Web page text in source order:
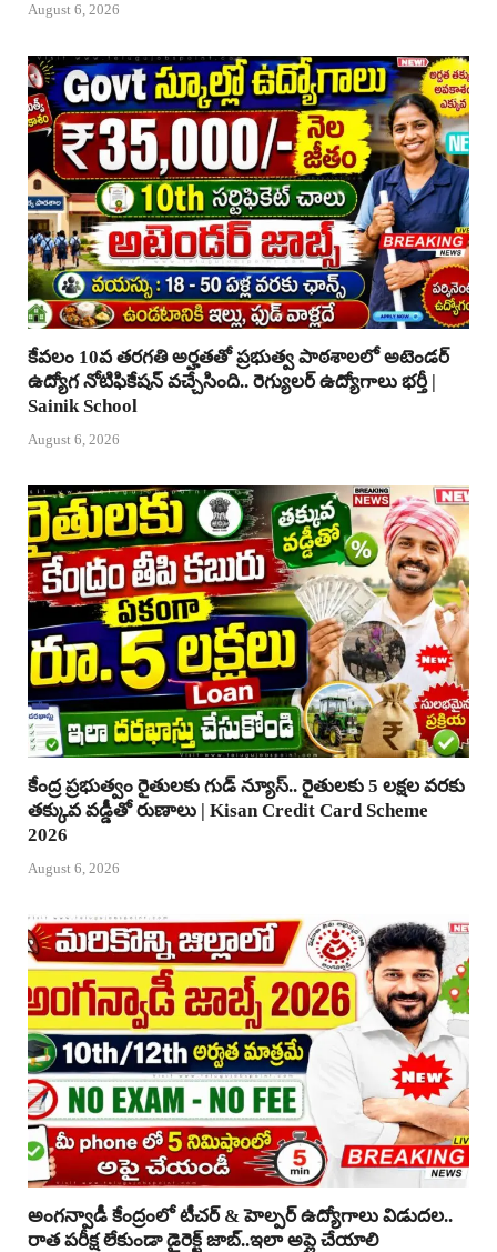
August 6, 2026
కేవలం 10వ తరగతి అర్హతతో ప్రభుత్వ పాఠశాలలో అటెండర్
ఉద్యోగ నోటిఫికేషన్ వచ్చేసింది.. రెగ్యులర్ ఉద్యోగాలు భర్తీ |
Sainik School
August 6, 2026
కేంద్ర ప్రభుత్వం రైతులకు గుడ్ న్యూస్.. రైతులకు 5 లక్షల వరకు
తక్కువ వడ్డీతో రుణాలు | Kisan Credit Card Scheme
2026
August 6, 2026
అంగన్వాడీ కేంద్రంలో టీచర్ & హెల్పర్ ఉద్యోగాలు విడుదల..
రాత పరీక్ష లేకుండా డైరెక్ట్ జాబ్..ఇలా అప్లై చేయాలి